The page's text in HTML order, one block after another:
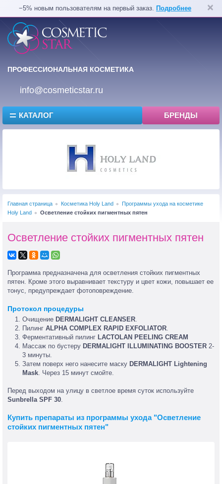
−5% новым пользователям на первый заказ. Подробнее
ПРОФЕССИОНАЛЬНАЯ КОСМЕТИКА
info@cosmeticstar.ru
КАТАЛОГ БРЕНДЫ
Главная страница Косметика Holy Land
Программы ухода на косметике
Holy Land
Осветление стойких пигментных пятен
Осветление стойких пигментных пятен
Программа предназначена для осветления стойких пигментных
пятен. Кроме этого выравнивает текстуру и цвет кожи, повышает ее
тонус, предупреждает фотоповреждение.
Протокол процедуры
Очищение DERMALIGHT CLEANSER.
Пилинг ALPHA COMPLEX RAPID EXFOLIATOR.
Ферментативный пилинг LACTOLAN PEELING CREAM
Массаж по бустеру DERMALIGHT ILLUMINATING BOOSTER 2-
3 минуты.
Затем поверх него нанесите маску DERMALIGHT Lightening
Mask. Через 15 минут смойте.
Перед выходом на улицу в светлое время суток используйте
Sunbrella SPF 30.
Купить препараты из программы ухода "Осветление
стойких пигментных пятен"